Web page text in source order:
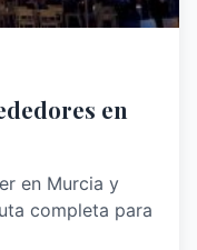
en
en Murcia y
completa para